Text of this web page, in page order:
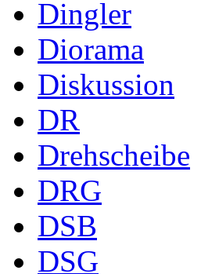
Dingler
Diorama
Diskussion
DR
Drehscheibe
DRG
DSB
DSG